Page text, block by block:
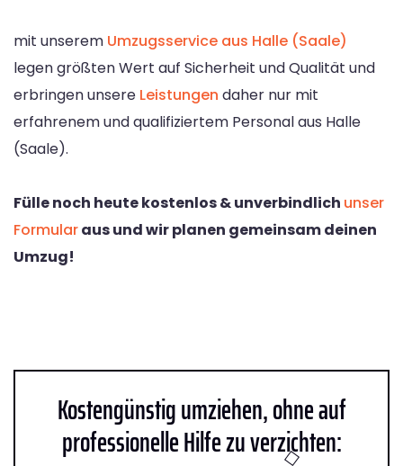
mit unserem Umzugsservice aus Halle (Saale)
legen größten Wert auf Sicherheit und Qualität und
erbringen unsere Leistungen daher nur mit
erfahrenem und qualifiziertem Personal aus Halle
(Saale).
Fülle noch heute kostenlos & unverbindlich unser
Formularaus und wir planen gemeinsam deinen
Umzug!
Kostengünstig umziehen, ohne auf
professionelle Hilfe zu verzichten: